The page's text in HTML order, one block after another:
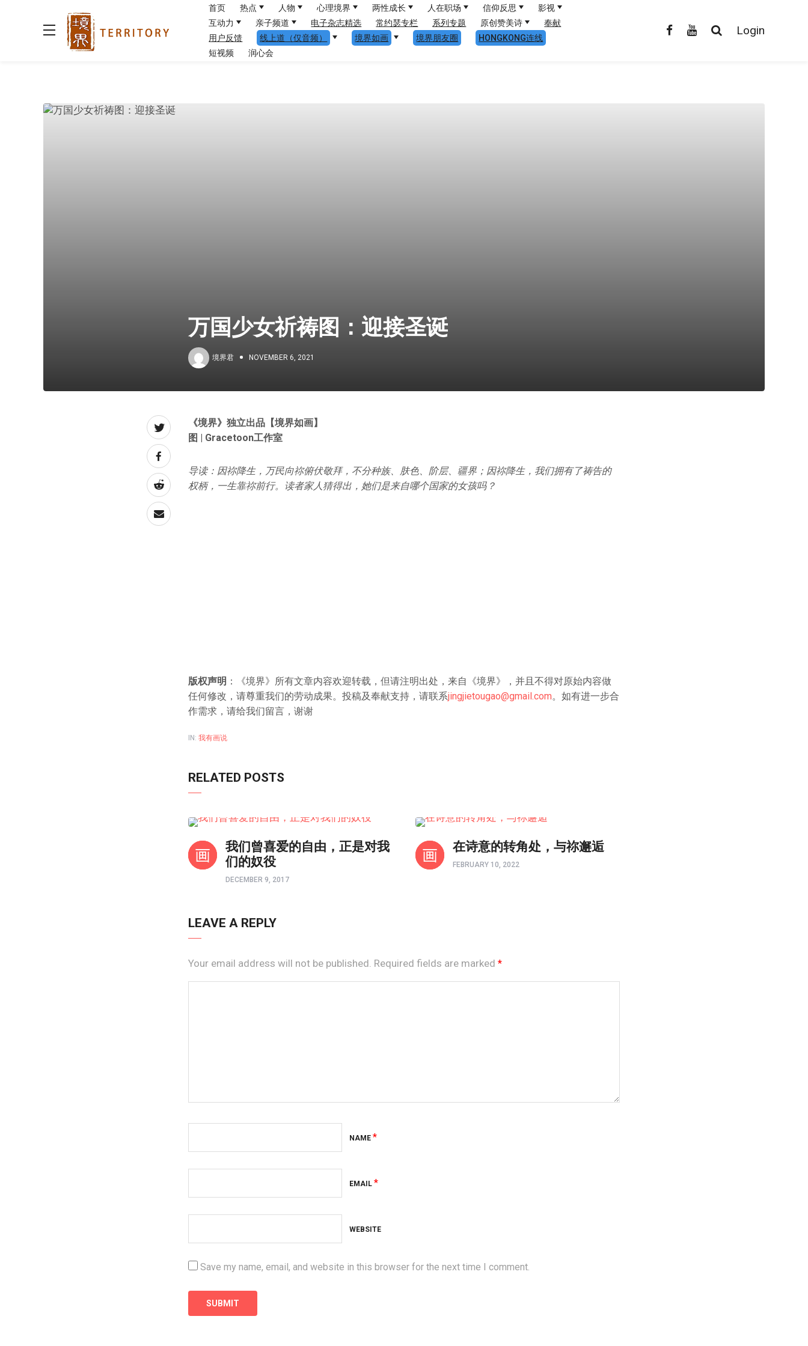
首页 热点 人物 心理境界 两性成长 人在职场 信仰反思
影视
互动力
亲子频道 电子杂志精选 常约瑟专栏 系列专题 原创赞美诗
奉献
用户反馈
线上道（仅音频） 境界如画 境界朋友圈
HONGKONG连线
短视频
润心会
Login
万国少女祈祷图：迎接圣诞
境界君 NOVEMBER 6, 2021
《境界》独立出品【境界如画】
图 | Gracetoon工作室
导读：因祢降生，万民向祢俯伏敬拜，不分种族、肤色、阶层、疆界；因祢降生，我们拥有了祷告的
权柄，一生靠祢前行。读者家人猜得出，她们是来自哪个国家的女孩吗？
版权声明 ：《境界》所有文章内容欢迎转载，但请注明出处，来自《境界》，并且不得对原始内容做
任何修改，请尊重我们的劳动成果。投稿及奉献支持，请联系jingjietougao@gmail.com。如有进一步合
作需求，请给我们留言，谢谢
IN: 我有画说
RELATED POSTS
我们曾喜爱的自由，正是对我
们的奴役
DECEMBER 9, 2017
在诗意的转角处，与祢邂逅
FEBRUARY 10, 2022
LEAVE A REPLY
Your email address will not be published. Required fields are marked *
NAME*
EMAIL*
WEBSITE
Save my name, email, and website in this browser for the next time I comment.